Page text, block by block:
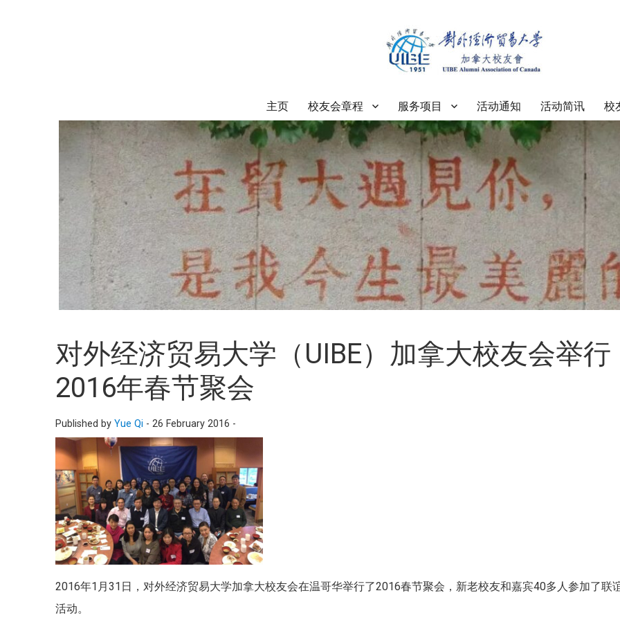
对外经济贸易大学加拿大校友会
主页 校友会章程 服务项目 活动通知 活动简讯 校
对外经济贸易大学（UIBE）加拿大校友会举行
2016年春节聚会
Published byYue Qi -26 February 2016 -
2016年1月31日，对外经济贸易大学加拿大校友会在温哥华举行了2016春节聚会，新老校友和嘉宾40多人参加了联
活动。